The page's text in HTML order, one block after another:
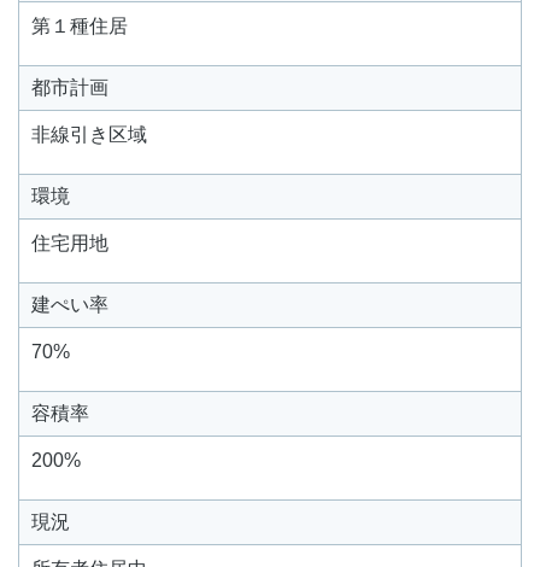
第１種住居
都市計画
非線引き区域
環境
住宅用地
建ぺい率
70%
容積率
200%
現況